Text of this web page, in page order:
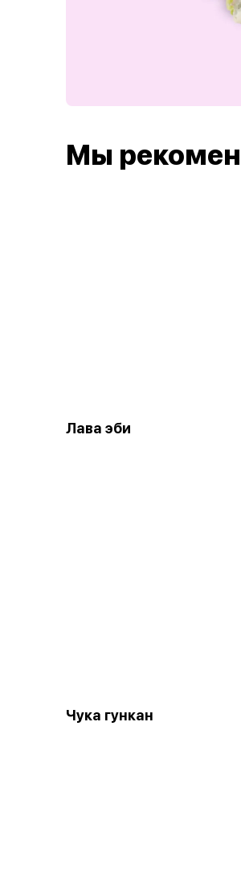
Мы
Лава эби
Чука гункан